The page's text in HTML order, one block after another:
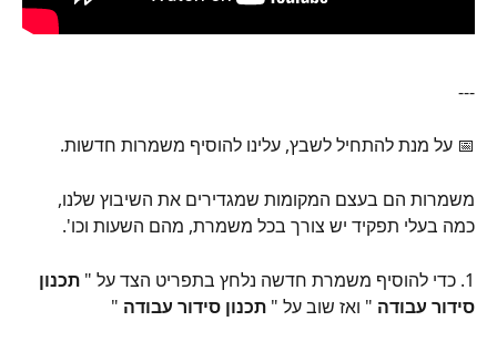
---
📅 על מנת להתחיל לשבץ, עלינו להוסיף משמרות חדשות.
משמרות הם בעצם המקומות שמגדירים את השיבוץ שלנו,
כמה בעלי תפקיד יש צורך בכל משמרת, מהם השעות וכו'.
1. כדי להוסיף משמרת חדשה נלחץ בתפריט הצד על "
תכנון
סידור עבודה " ואז שוב על " תכנון סידור עבודה "